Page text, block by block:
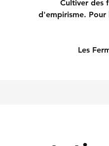
Cultiver des
d'empirisme. Pour
Les